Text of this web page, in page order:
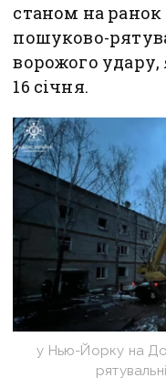
станом на ранок
пошуково-
ворожого
16 січня.
у Нью-Йорку на